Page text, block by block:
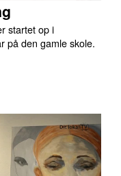
startet op i
på den gamle skole.